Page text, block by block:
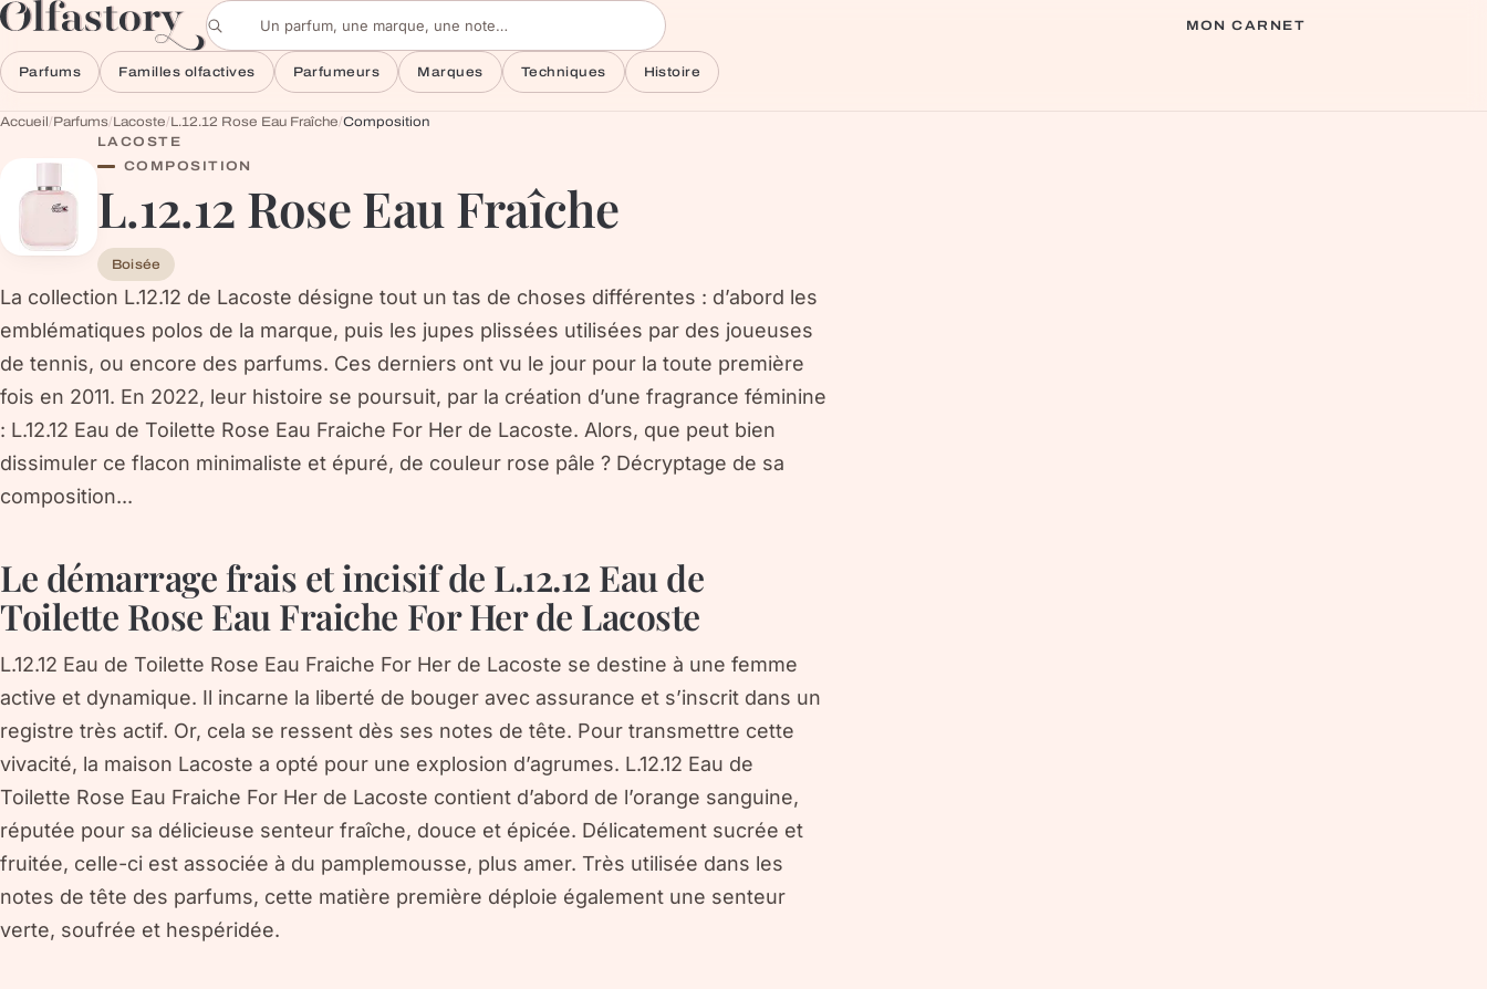
Aller au contenu
Rechercher un parfum
MON CARNET
Parfums Familles olfactives Parfumeurs Marques Techniques Histoire
Accueil/Parfums/Lacoste/L.12.12 Rose Eau Fraîche/Composition
LACOSTE
COMPOSITION
L.12.12 Rose Eau Fraîche
Boisée
La collection L.12.12 de Lacoste désigne tout un tas de choses différentes : d’abord les
emblématiques polos de la marque, puis les jupes plissées utilisées par des joueuses
de tennis, ou encore des parfums. Ces derniers ont vu le jour pour la toute première
fois en 2011. En 2022, leur histoire se poursuit, par la création d’une fragrance féminine
: L.12.12 Eau de Toilette Rose Eau Fraiche For Her de Lacoste. Alors, que peut bien
dissimuler ce flacon minimaliste et épuré, de couleur rose pâle ? Décryptage de sa
composition...
Le démarrage frais et incisif de L.12.12 Eau de
Toilette Rose Eau Fraiche For Her de Lacoste
L.12.12 Eau de Toilette Rose Eau Fraiche For Her de Lacoste se destine à une femme
active et dynamique. Il incarne la liberté de bouger avec assurance et s’inscrit dans un
registre très actif. Or, cela se ressent dès ses notes de tête. Pour transmettre cette
vivacité, la maison Lacoste a opté pour une explosion d’agrumes. L.12.12 Eau de
Toilette Rose Eau Fraiche For Her de Lacoste contient d’abord de l’orange sanguine,
réputée pour sa délicieuse senteur fraîche, douce et épicée. Délicatement sucrée et
fruitée, celle-ci est associée à du pamplemousse, plus amer. Très utilisée dans les
notes de tête des parfums, cette matière première déploie également une senteur
verte, soufrée et hespéridée.